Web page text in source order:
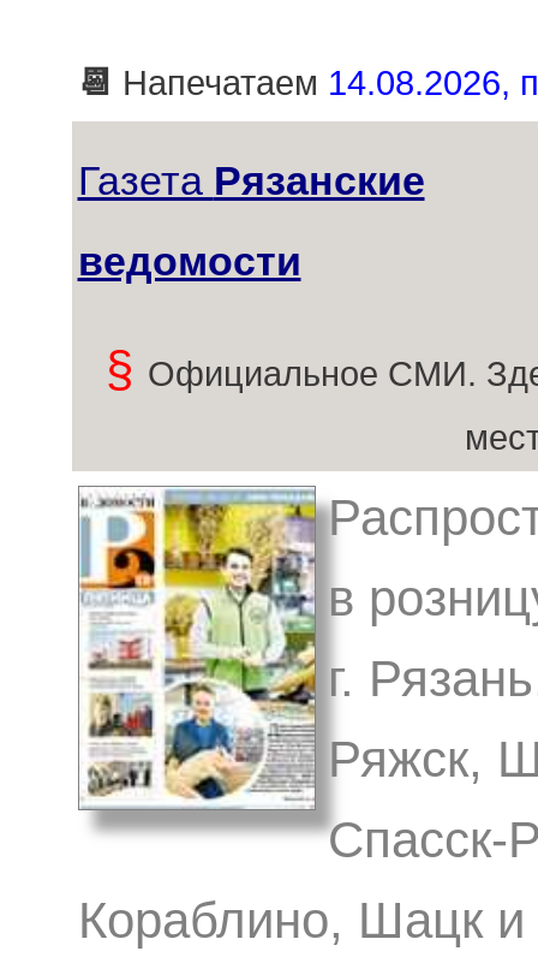
📆 Напечатаем 14.08.2026,
Газета Рязанские
ведомости
§ Официальное СМИ.
в
г.
Ряжск,
Спасск-
Кораблино, Шацк